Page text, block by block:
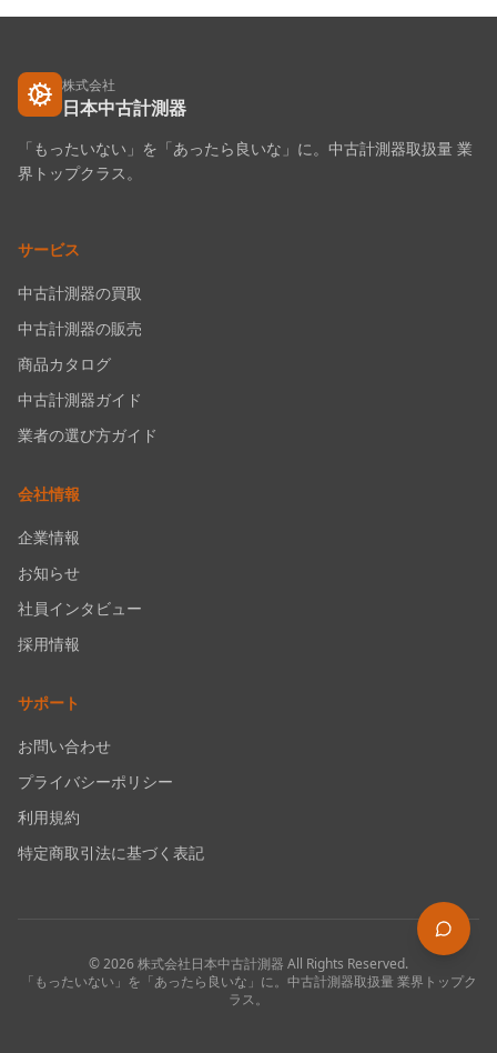
株式会社
日本中古計測器
「もったいない」を「あったら良いな」に。中古計測器取扱量 業
界トップクラス。
サービス
中古計測器の買取
中古計測器の販売
商品カタログ
中古計測器ガイド
業者の選び方ガイド
会社情報
企業情報
お知らせ
社員インタビュー
採用情報
サポート
お問い合わせ
プライバシーポリシー
利用規約
特定商取引法に基づく表記
©2026株式会社日本中古計測器 All Rights Reserved.
「もったいない」を「あったら良いな」に。中古計測器取扱量 業界トップク
ラス。